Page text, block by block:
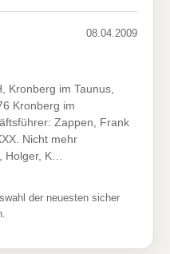
08.04.2009
Kronberg im Taunus,
Kronberg im
Zappen, Frank
Nicht mehr
Holger, K…
der neuesten sicher